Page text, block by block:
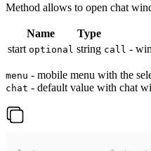
Method allows to open chat
Name Type
start optional string call -
menu - mobile menu with the
chat - default value with chat